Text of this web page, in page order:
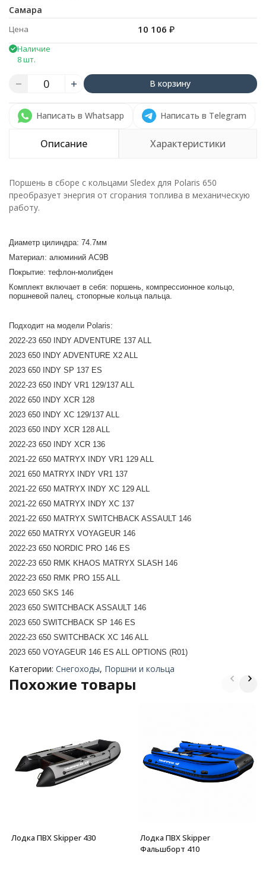
Самара
Цена 10 106 ₽
Наличие
8 шт.
В корзину
Написать в Whatsapp Написать в Telegram
Описание Характеристики
Поршень в сборе с кольцами Sledex для Polaris 650
преобразует энергия от сгорания топлива в механическую
работу.
Диаметр цилиндра: 74.7мм
Материал: алюминий AC9B
Покрытие: тефлон-молибден
Комплект включает в себя: поршень, компрессионное кольцо,
поршневой палец, стопорные кольца пальца.
Подходит на модели Polaris:
2022-23 650 INDY ADVENTURE 137 ALL
2023 650 INDY ADVENTURE X2 ALL
2023 650 INDY SP 137 ES
2022-23 650 INDY VR1 129/137 ALL
2022 650 INDY XCR 128
2023 650 INDY XC 129/137 ALL
2023 650 INDY XCR 128 ALL
2022-23 650 INDY XCR 136
2021-22 650 MATRYX INDY VR1 129 ALL
2021 650 MATRYX INDY VR1 137
2021-22 650 MATRYX INDY XC 129 ALL
2021-22 650 MATRYX INDY XC 137
2021-22 650 MATRYX SWITCHBACK ASSAULT 146
2022 650 MATRYX VOYAGEUR 146
2022-23 650 NORDIC PRO 146 ES
2022-23 650 RMK KHAOS MATRYX SLASH 146
2022-23 650 RMK PRO 155 ALL
2023 650 SKS 146
2023 650 SWITCHBACK ASSAULT 146
2023 650 SWITCHBACK SP 146 ES
2022-23 650 SWITCHBACK XC 146 ALL
2023 650 VOYAGEUR 146 ES ALL OPTIONS (R01)
Категории: Снегоходы, Поршни и кольца
Похожие товары
Лодка ПВХ Skipper 430
Лодка ПВХ Skipper
Фальшборт 410